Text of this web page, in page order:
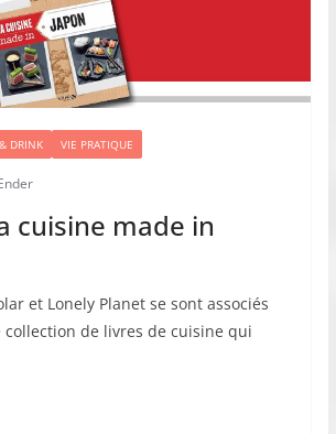
DRINK VIE PRATIQUE
cuisine made in
et Lonely Planet se sont associés
de livres de cuisine qui